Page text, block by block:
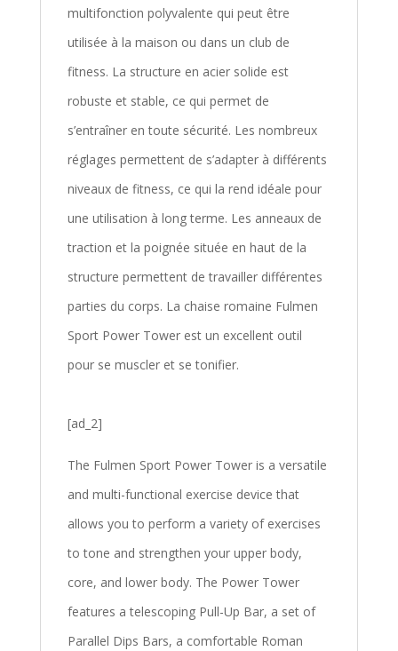
multifonction polyvalente qui peut être
utilisée à la maison ou dans un club de
fitness. La structure en acier solide est
robuste et stable, ce qui permet de
s’entraîner en toute sécurité. Les nombreux
réglages permettent de s’adapter à différents
niveaux de fitness, ce qui la rend idéale pour
une utilisation à long terme. Les anneaux de
traction et la poignée située en haut de la
structure permettent de travailler différentes
parties du corps. La chaise romaine Fulmen
Sport Power Tower est un excellent outil
pour se muscler et se tonifier.
[ad_2]
The Fulmen Sport Power Tower is a versatile
and multi-functional exercise device that
allows you to perform a variety of exercises
to tone and strengthen your upper body,
core, and lower body. The Power Tower
features a telescoping Pull-Up Bar, a set of
Parallel Dips Bars, a comfortable Roman